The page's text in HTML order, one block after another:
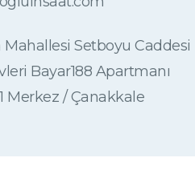
Setboyu Caddesi
Bayar188 Apartmanı
Merkez / Çanakkale